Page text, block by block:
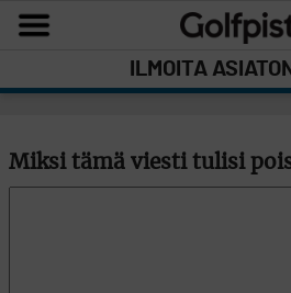
ILMOITA
Miksi tämä viesti tulisi